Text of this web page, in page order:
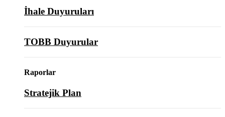
İhale Duyuruları
TOBB Duyurular
Raporlar
Stratejik Plan